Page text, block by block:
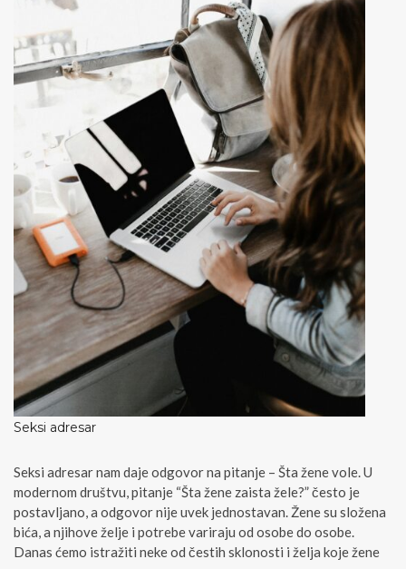
Seksi adresar
Seksi adresar nam daje odgovor na pitanje – Šta žene vole. U
modernom društvu, pitanje “Šta žene zaista žele?” često je
postavljano, a odgovor nije uvek jednostavan. Žene su složena
bića, a njihove želje i potrebe variraju od osobe do osobe.
Danas ćemo istražiti neke od čestih sklonosti i želja koje žene